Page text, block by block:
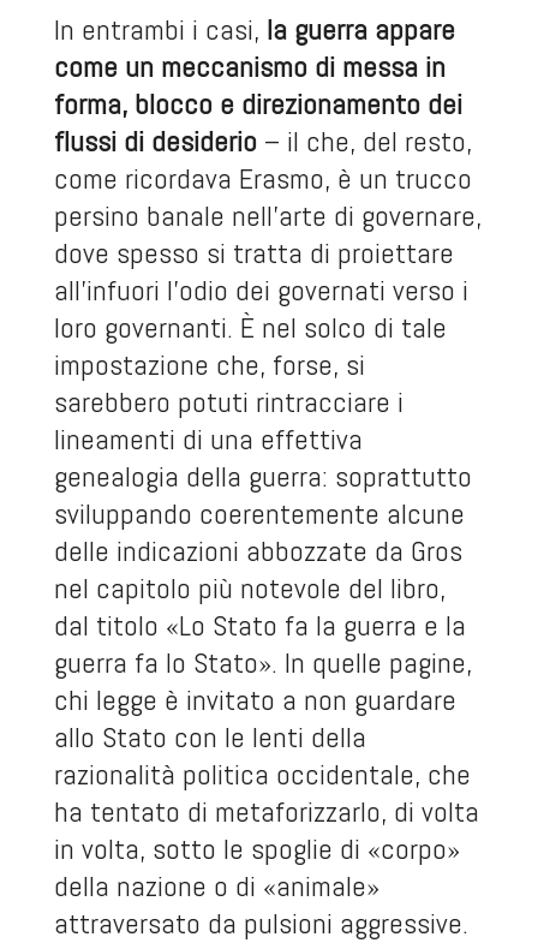
In entrambi i casi, la guerra appare
come un meccanismo di messa in
forma, blocco e direzionamento dei
flussi di desiderio– il che, del resto,
come ricordava Erasmo, è un trucco
persino banale nell’arte di governare,
dove spesso si tratta di proiettare
all’infuori l’odio dei governati verso i
loro governanti. È nel solco di tale
impostazione che, forse, si
sarebbero potuti rintracciare i
lineamenti di una effettiva
genealogia della guerra: soprattutto
sviluppando coerentemente alcune
delle indicazioni abbozzate da Gros
nel capitolo più notevole del libro,
dal titolo «Lo Stato fa la guerra e la
guerra fa lo Stato». In quelle pagine,
chi legge è invitato a non guardare
allo Stato con le lenti della
razionalità politica occidentale, che
ha tentato di metaforizzarlo, di volta
in volta, sotto le spoglie di «corpo»
della nazione o di «animale»
attraversato da pulsioni aggressive.